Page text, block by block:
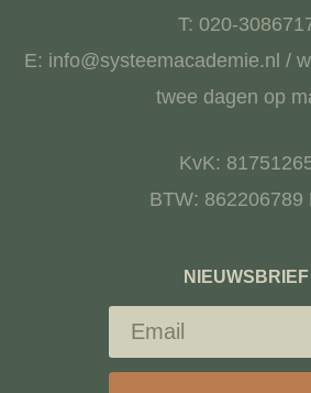
T: 020-
E: info@systeemacademie.nl /
twee dagen op
KvK:
BTW: 862206789
NIEUWSBRIEF